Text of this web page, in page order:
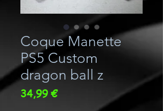
Coque Manette
PS5 Custom
dragon ball z
34,99 €Prix